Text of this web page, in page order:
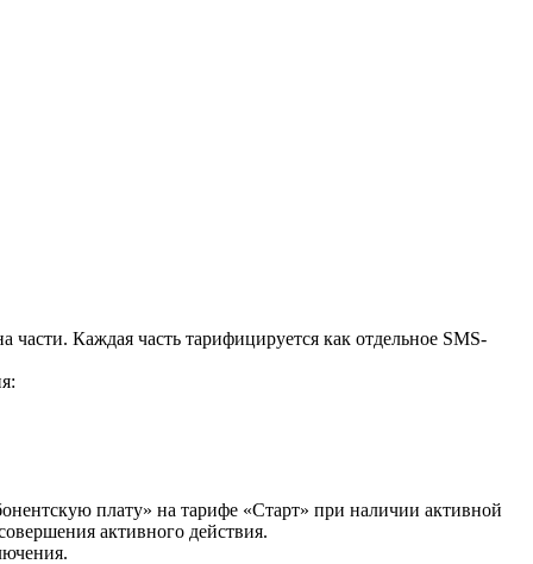
Каждая часть тарифицируется как отдельное SMS-
плату» на тарифе «Старт» при наличии активной
активного действия.